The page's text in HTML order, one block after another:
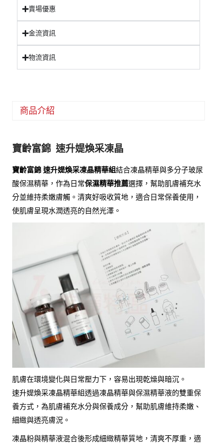
賣場優惠
金流資訊
物流資訊
商品介紹
寶齡富錦 速升媞煥采凍晶
寶齡富錦 速升媞煥采凍晶精華組結合凍晶精華與多分子玻尿
酸保濕精華，作為日常保濕精華推薦選擇，幫助肌膚補充水
分並維持柔嫩膚觸。清爽好吸收質地，適合日常保養使用，
使肌膚呈現水潤透亮的自然光澤。
肌膚在環境變化與日常壓力下，容易出現乾燥與暗沉。
速升媞煥采凍晶精華組透過凍晶精華與保濕精華液的雙重保
養方式，為肌膚補充水分與保養成分，幫助肌膚維持柔嫩、
細緻與透亮膚況。
凍晶粉與精華液混合後形成細緻精華質地，清爽不厚重，適